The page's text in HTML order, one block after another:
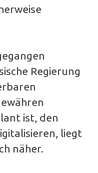
Regierung
ist, den
liegt
näher.